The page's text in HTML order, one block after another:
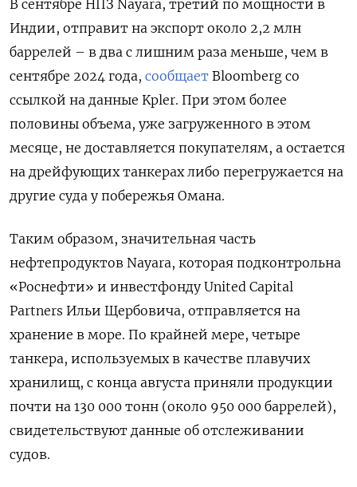
В сентябре НПЗ Nayara, третий по мощности в
Индии, отправит на экспорт около 2,2 млн
баррелей – в два с лишним раза меньше, чем в
сентябре 2024 года, сообщает Bloomberg со
ссылкой на данные Kpler. При этом более
половины объема, уже загруженного в этом
месяце, не доставляется покупателям, а остается
на дрейфующих танкерах либо перегружается на
другие суда у побережья Омана.
Таким образом, значительная часть
нефтепродуктов Nayara, которая подконтрольна
«Роснефти» и инвестфонду United Capital
Partners Ильи Щербовича, отправляется на
хранение в море. По крайней мере, четыре
танкера, используемых в качестве плавучих
хранилищ, с конца августа приняли продукции
почти на 130 000 тонн (около 950 000 баррелей),
свидетельствуют данные об отслеживании
судов.